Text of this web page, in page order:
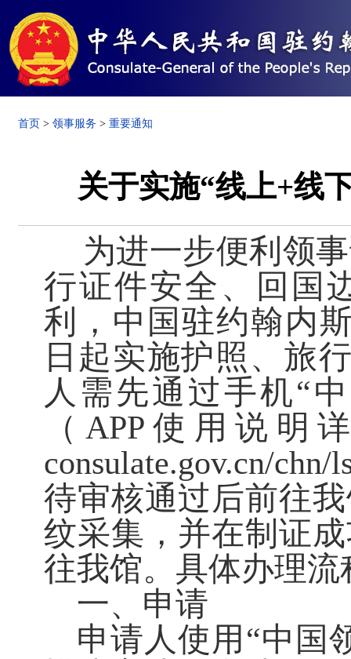
首页 > 领事服务 > 重要通知
关于实施“线上+线
为进一步便利领
行证件安全、回国
利，中国驻约翰内
日起实施护照、旅
人需先通过手机“
（APP使用说明
consulate.gov.cn/chn/
待审核通过后前往
纹采集，并在制证
往我馆。具体办理流
一、申请
申请人使用 “中国